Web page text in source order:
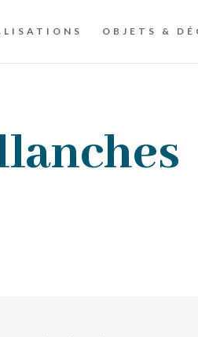
OBJETS &